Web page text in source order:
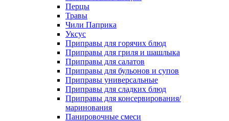
Перцы
Травы
Чили Паприка
Уксус
Приправы для горячих блюд
Приправы для гриля и шашлыка
Приправы для салатов
Приправы для бульонов и супов
Приправы универсальные
Приправы для сладких блюд
Приправы для консервирования/
маринования
Панировочные смеси